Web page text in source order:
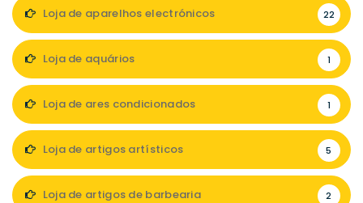
Loja de aparelhos electrónicos 22
Loja de aquários 1
Loja de ares condicionados 1
Loja de artigos artísticos 5
Loja de artigos de barbearia 2